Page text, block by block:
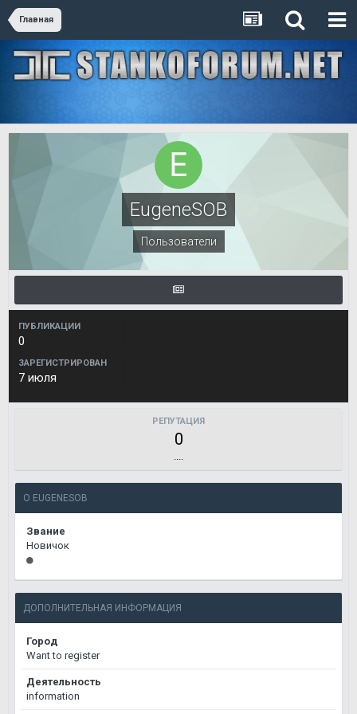
Главная
EugeneSOB
Пользователи
ПУБЛИКАЦИИ
0
ЗАРЕГИСТРИРОВАН
7 июля
РЕПУТАЦИЯ
0
....
О EUGENESOB
Звание
Новичок
ДОПОЛНИТЕЛЬНАЯ ИНФОРМАЦИЯ
Город
Want to register
Деятельность
information